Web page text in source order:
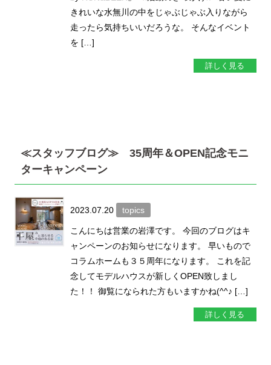
きれいな水無川の中をじゃぶじゃぶ入りながら
走ったら気持ちいいだろうな。 そんなイベント
を […]
詳しく見る
≪スタッフブログ≫ 35周年＆OPEN記念モニ
ターキャンペーン
2023.07.20 topics
こんにちは営業の岩澤です。 今回のブログはキ
ャンペーンのお知らせになります。 早いもので
コラムホームも３５周年になります。 これを記
念してモデルハウスが新しくOPEN致しまし
た！！ 御覧になられた方もいますかね(^^♪ […]
詳しく見る